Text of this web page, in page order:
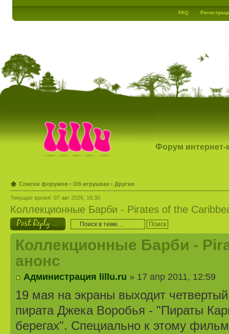
FAQ
Форум интернет-
Список форумов ‹ Об игрушках ‹ Другие
Текущее время: 07 авг 2026, 16:30
Коллекционные Барби - Pirates of the
Ответить
Коллекционные Барби -
анонс
Администрация lillu.ru » 17 апр 2011, 12:59
19 мая на экраны выходит
пирата Джека Воробья - "Пираты
берегах". Специально к этому